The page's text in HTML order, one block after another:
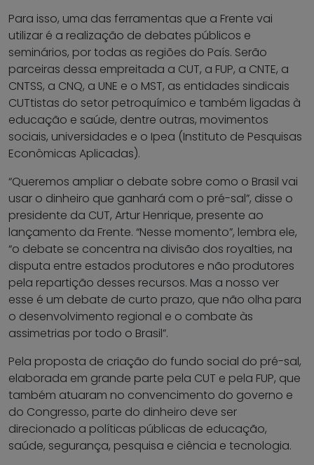
Para isso, uma das ferramentas que a Frente vai
utilizar é a realização de debates públicos e
seminários, por todas as regiões do País. Serão
parceiras dessa empreitada a CUT, a FUP, a CNTE, a
CNTSS, a CNQ, a UNE e o MST, as entidades sindicais
CUTtistas do setor petroquímico e também ligadas à
educação e saúde, dentre outras, movimentos
sociais, universidades e o Ipea (Instituto de Pesquisas
Econômicas Aplicadas).
“Queremos ampliar o debate sobre como o Brasil vai
usar o dinheiro que ganhará com o pré-sal”, disse o
presidente da CUT, Artur Henrique, presente ao
lançamento da Frente. “Nesse momento”, lembra ele,
“o debate se concentra na divisão dos royalties, na
disputa entre estados produtores e não produtores
pela repartição desses recursos. Mas a nosso ver
esse é um debate de curto prazo, que não olha para
o desenvolvimento regional e o combate às
assimetrias por todo o Brasil”.
Pela proposta de criação do fundo social do pré-sal,
elaborada em grande parte pela CUT e pela FUP, que
também atuaram no convencimento do governo e
do Congresso, parte do dinheiro deve ser
direcionado a políticas públicas de educação,
saúde, segurança, pesquisa e ciência e tecnologia.